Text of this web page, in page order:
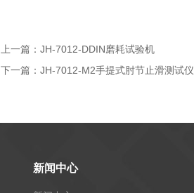
上一篇： JH-7012-DDIN磨耗试验机
下一篇： JH-7012-M2手提式肘节止滑测试仪
新闻中心